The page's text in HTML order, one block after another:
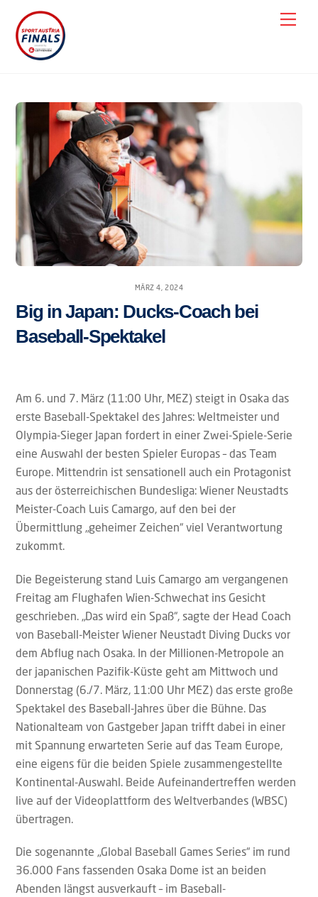
content
MÄRZ 4, 2024
Big in Japan: Ducks-Coach bei
Baseball-Spektakel
Am 6. und 7. März (11:00 Uhr, MEZ) steigt in Osaka das
erste Baseball-Spektakel des Jahres: Weltmeister und
Olympia-Sieger Japan fordert in einer Zwei-Spiele-Serie
eine Auswahl der besten Spieler Europas – das Team
Europe. Mittendrin ist sensationell auch ein Protagonist
aus der österreichischen Bundesliga: Wiener Neustadts
Meister-Coach Luis Camargo, auf den bei der
Übermittlung „geheimer Zeichen“ viel Verantwortung
zukommt.
Die Begeisterung stand Luis Camargo am vergangenen
Freitag am Flughafen Wien-Schwechat ins Gesicht
geschrieben. „Das wird ein Spaß“, sagte der Head Coach
von Baseball-Meister Wiener Neustadt Diving Ducks vor
dem Abflug nach Osaka. In der Millionen-Metropole an
der japanischen Pazifik-Küste geht am Mittwoch und
Donnerstag (6./7. März, 11:00 Uhr MEZ) das erste große
Spektakel des Baseball-Jahres über die Bühne. Das
Nationalteam von Gastgeber Japan trifft dabei in einer
mit Spannung erwarteten Serie auf das Team Europe,
eine eigens für die beiden Spiele zusammengestellte
Kontinental-Auswahl. Beide Aufeinandertreffen werden
live auf der Videoplattform des Weltverbandes (WBSC)
übertragen.
Die sogenannte „Global Baseball Games Series“ im rund
36.000 Fans fassenden Osaka Dome ist an beiden
Abenden längst ausverkauft – im Baseball-